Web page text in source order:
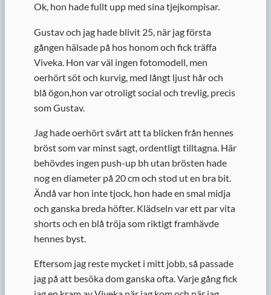
Ok, hon hade fullt upp med sina tjejkompisar.
Gustav och jag hade blivit 25, när jag första
gången hälsade på hos honom och fick träffa
Viveka. Hon var väl ingen fotomodell, men
oerhört söt och kurvig, med långt ljust hår och
blå ögon,hon var otroligt social och trevlig, precis
som Gustav.
Jag hade oerhört svårt att ta blicken från hennes
bröst som var minst sagt, ordentligt tilltagna. Här
behövdes ingen push-up bh utan brösten hade
nog en diameter på 20 cm och stod ut en bra bit.
Ändå var hon inte tjock, hon hade en smal midja
och ganska breda höfter. Klädseln var ett par vita
shorts och en blå tröja som riktigt framhävde
hennes byst.
Eftersom jag reste mycket i mitt jobb, så passade
jag på att besöka dom ganska ofta. Varje gång fick